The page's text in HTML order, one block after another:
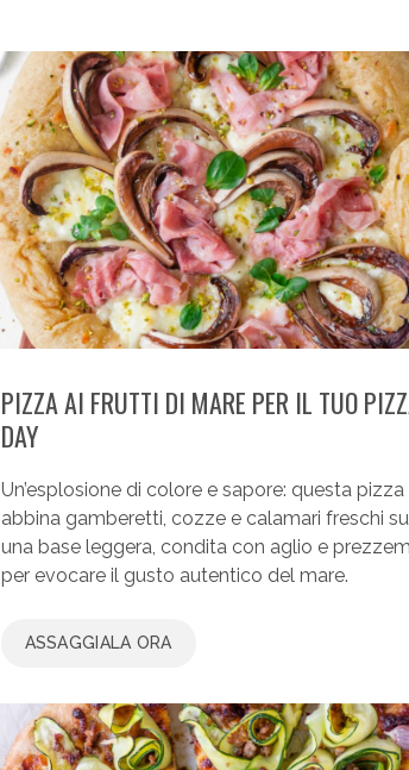
PIZZA AI FRUTTI DI MARE PER IL TUO
DAY
Un’esplosione di colore e sapore: questa pizza
abbina gamberetti, cozze e calamari freschi su
una base leggera, condita con aglio e
per evocare il gusto autentico del mare.
ASSAGGIALA ORA